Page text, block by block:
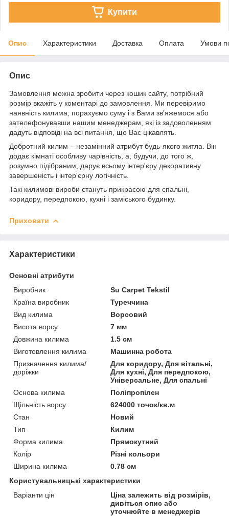
Купити
Опис Характеристики Доставка Оплата Умови
Опис
Замовлення можна зробити через кошик сайту, потрібний
розмір вкажіть у коментарі до замовлення. Ми перевіримо
наявність килима, порахуємо суму і з Вами зв'яжемося або
зателефонувавши нашим менеджерам, які із задоволенням
дадуть відповіді на всі питання, що Вас цікавлять.
Добротний килим – незамінний атрибут будь-якого житла. Він
додає кімнаті особливу чарівність, а, будучи, до того ж,
розумно підібраним, дарує всьому інтер'єру декоративну
завершеність і інтер'єрну логічність.
Такі килимові вироби стануть прикрасою для спальні,
коридору, передпокою, кухні і заміського будинку.
Приховати
Характеристики
Основні атрибути
Виробник
Su Carpet Tekstil
Країна виробник
Туреччина
Вид килима
Ворсовий
Висота ворсу
7 мм
Довжина килима
1.5 см
Виготовлення килима
Машинна робота
Призначення килима/
доріжки
Для коридору, Для вітальні,
Для кухні, Для передпокою,
Універсальне, Для спальні
Основа килима
Поліпропілен
Щільність ворсу
624000 точок/кв.м
Стан
Новий
Тип
Килим
Форма килима
Прямокутний
Колір
Різні кольори
Ширина килима
0.78 см
Користувальницькі характеристики
Варіанти цін
Ціна залежить від розмірів,
дивіться опис або
уточнюйте в менеджерів